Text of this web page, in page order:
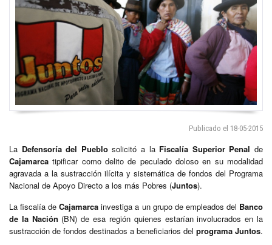
Publicado el 18-05-2015
La Defensoría del Pueblosolicitó a la Fiscalía Superior Penal de
Cajamarca tipificar como delito de peculado doloso en su modalidad
agravada a la sustracción ilícita y sistemática de fondos del Programa
Nacional de Apoyo Directo a los más Pobres (Juntos).
La fiscalía deCajamarca investiga a un grupo de empleados del Banco
de la Nación (BN) de esa región quienes estarían involucrados en la
sustracción de fondos destinados a beneficiarios del programa Juntos.